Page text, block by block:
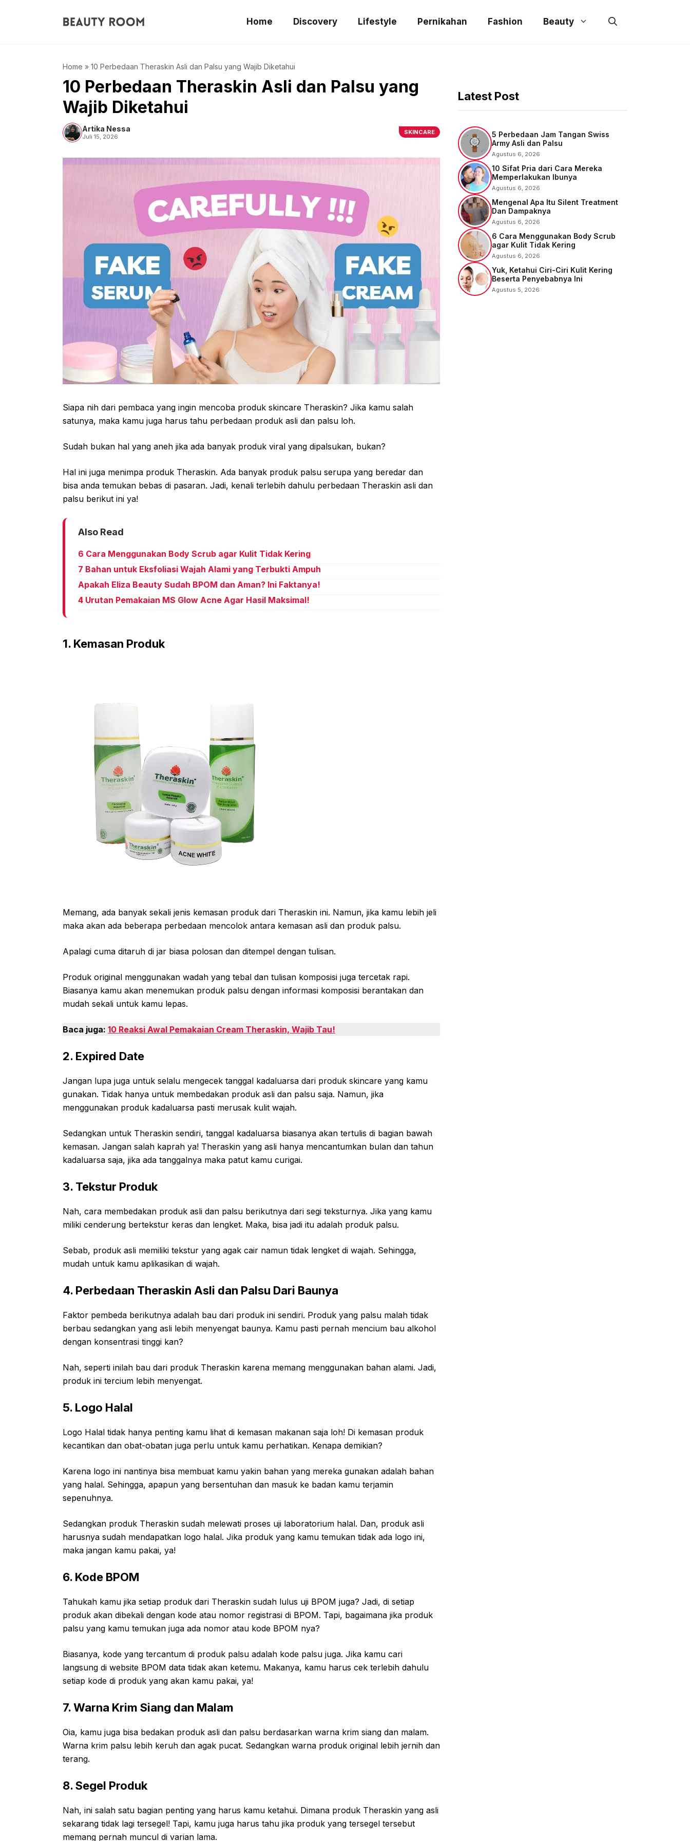
Home Discovery Lifestyle Pernikahan Fashion Beauty
Home » 10 Perbedaan Theraskin Asli dan Palsu yang Wajib Diketahui
10 Perbedaan Theraskin Asli dan Palsu yang
Wajib Diketahui
Artika Nessa
Juli 15, 2026
SKINCARE
Siapa nih dari pembaca yang ingin mencoba produk skincare Theraskin? Jika kamu salah
satunya, maka kamu juga harus tahu perbedaan produk asli dan palsu loh.
Sudah bukan hal yang aneh jika ada banyak produk viral yang dipalsukan, bukan?
Hal ini juga menimpa produk Theraskin. Ada banyak produk palsu serupa yang beredar dan
bisa anda temukan bebas di pasaran. Jadi, kenali terlebih dahulu perbedaan Theraskin asli dan
palsu berikut ini ya!
Also Read
6 Cara Menggunakan Body Scrub agar Kulit Tidak Kering
7 Bahan untuk Eksfoliasi Wajah Alami yang Terbukti Ampuh
Apakah Eliza Beauty Sudah BPOM dan Aman? Ini Faktanya!
4 Urutan Pemakaian MS Glow Acne Agar Hasil Maksimal!
1. Kemasan Produk
Memang, ada banyak sekali jenis kemasan produk dari Theraskin ini. Namun, jika kamu lebih jeli
maka akan ada beberapa perbedaan mencolok antara kemasan asli dan produk palsu.
Apalagi cuma ditaruh di jar biasa polosan dan ditempel dengan tulisan.
Produk original menggunakan wadah yang tebal dan tulisan komposisi juga tercetak rapi.
Biasanya kamu akan menemukan produk palsu dengan informasi komposisi berantakan dan
mudah sekali untuk kamu lepas.
Baca juga: 10 Reaksi Awal Pemakaian Cream Theraskin, Wajib Tau!
2. Expired Date
Jangan lupa juga untuk selalu mengecek tanggal kadaluarsa dari produk skincare yang kamu
gunakan. Tidak hanya untuk membedakan produk asli dan palsu saja. Namun, jika
menggunakan produk kadaluarsa pasti merusak kulit wajah.
Sedangkan untuk Theraskin sendiri, tanggal kadaluarsa biasanya akan tertulis di bagian bawah
kemasan. Jangan salah kaprah ya! Theraskin yang asli hanya mencantumkan bulan dan tahun
kadaluarsa saja, jika ada tanggalnya maka patut kamu curigai.
3. Tekstur Produk
Nah, cara membedakan produk asli dan palsu berikutnya dari segi teksturnya. Jika yang kamu
miliki cenderung bertekstur keras dan lengket. Maka, bisa jadi itu adalah produk palsu.
Sebab, produk asli memiliki tekstur yang agak cair namun tidak lengket di wajah. Sehingga,
mudah untuk kamu aplikasikan di wajah.
4. Perbedaan Theraskin Asli dan Palsu Dari Baunya
Faktor pembeda berikutnya adalah bau dari produk ini sendiri. Produk yang palsu malah tidak
berbau sedangkan yang asli lebih menyengat baunya. Kamu pasti pernah mencium bau alkohol
dengan konsentrasi tinggi kan?
Nah, seperti inilah bau dari produk Theraskin karena memang menggunakan bahan alami. Jadi,
produk ini tercium lebih menyengat.
5. Logo Halal
Logo Halal tidak hanya penting kamu lihat di kemasan makanan saja loh! Di kemasan produk
kecantikan dan obat-obatan juga perlu untuk kamu perhatikan. Kenapa demikian?
Karena logo ini nantinya bisa membuat kamu yakin bahan yang mereka gunakan adalah bahan
yang halal. Sehingga, apapun yang bersentuhan dan masuk ke badan kamu terjamin
sepenuhnya.
Sedangkan produk Theraskin sudah melewati proses uji laboratorium halal. Dan, produk asli
harusnya sudah mendapatkan logo halal. Jika produk yang kamu temukan tidak ada logo ini,
maka jangan kamu pakai, ya!
6. Kode BPOM
Tahukah kamu jika setiap produk dari Theraskin sudah lulus uji BPOM juga? Jadi, di setiap
produk akan dibekali dengan kode atau nomor registrasi di BPOM. Tapi, bagaimana jika produk
palsu yang kamu temukan juga ada nomor atau kode BPOM nya?
Biasanya, kode yang tercantum di produk palsu adalah kode palsu juga. Jika kamu cari
langsung di website BPOM data tidak akan ketemu. Makanya, kamu harus cek terlebih dahulu
setiap kode di produk yang akan kamu pakai, ya!
7. Warna Krim Siang dan Malam
Oia, kamu juga bisa bedakan produk asli dan palsu berdasarkan warna krim siang dan malam.
Warna krim palsu lebih keruh dan agak pucat. Sedangkan warna produk original lebih jernih dan
terang.
8. Segel Produk
Nah, ini salah satu bagian penting yang harus kamu ketahui. Dimana produk Theraskin yang asli
sekarang tidak lagi tersegel! Tapi, kamu juga harus tahu jika produk yang tersegel tersebut
memang pernah muncul di varian lama.
Latest Post
5 Perbedaan Jam Tangan Swiss
Army Asli dan Palsu
Agustus 6, 2026
10 Sifat Pria dari Cara Mereka
Memperlakukan Ibunya
Agustus 6, 2026
Mengenal Apa Itu Silent Treatment
Dan Dampaknya
Agustus 6, 2026
6 Cara Menggunakan Body Scrub
agar Kulit Tidak Kering
Agustus 6, 2026
Yuk, Ketahui Ciri-Ciri Kulit Kering
Beserta Penyebabnya Ini
Agustus 5, 2026